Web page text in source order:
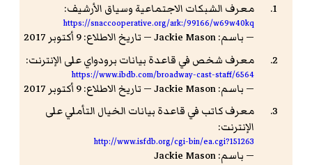
معرف الشبكات الاجتماعية وسياق الأرشيف:
https://snaccooperative.org/ark:/99166/w69w40kq
— باسم: Jackie Mason — تاريخ الاطلاع: 9 أكتوبر 2017
معرف شخص في قاعدة بيانات برودواي على الإنترنت:
https://www.ibdb.com/broadway-cast-staff/6564
— باسم: Jackie Mason — تاريخ الاطلاع: 9 أكتوبر 2017
معرف كاتب في قاعدة بيانات الخيال التأملي على
الإنترنت:
http://www.isfdb.org/cgi-bin/ea.cgi?151263
— باسم: Jackie Mason